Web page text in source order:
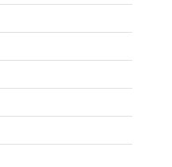
Stadtmeisterschaft
Vergleichsschießen